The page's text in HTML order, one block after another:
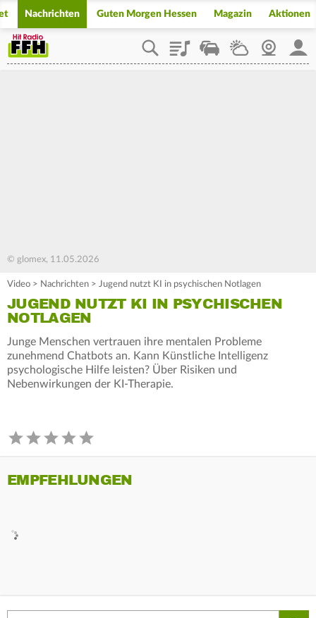
Nachrichten Guten Morgen Hessen Magazin Aktionen
PlaylistStaupilotWetterWebcam
© glomex, 11.05.2026
Video > Nachrichten > Jugend nutzt KI in psychischen Notlagen
JUGEND NUTZT KI IN PSYCHISCHEN
NOTLAGEN
Junge Menschen vertrauen ihre mentalen Probleme
zunehmend Chatbots an. Kann Künstliche Intelligenz
psychologische Hilfe leisten? Über Risiken und
Nebenwirkungen der KI-Therapie.
EMPFEHLUNGEN